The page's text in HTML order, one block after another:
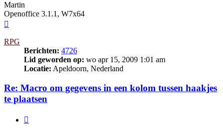
Martin
Openoffice 3.1.1, W7x64
RPG
Berichten: 4726
Lid geworden op: wo apr 15, 2009 1:01 am
Locatie: Apeldoorn, Nederland
Re: Macro om gegevens in een kolom tussen haakjes
te plaatsen